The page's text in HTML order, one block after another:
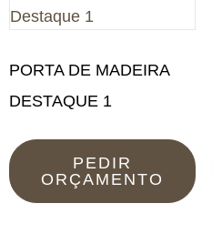
PORTA DE MADEIRA
DESTAQUE 1
PEDIR
ORÇAMENTO